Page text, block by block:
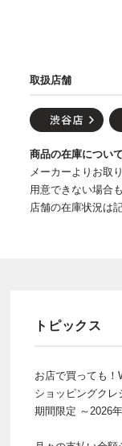
取扱店舗
商品の在庫について
メーカーよりお取
用意できない場合
店舗の在庫状況は
トピックス
お店で買っても！
ショッピングクレ
期間限定 ～2026